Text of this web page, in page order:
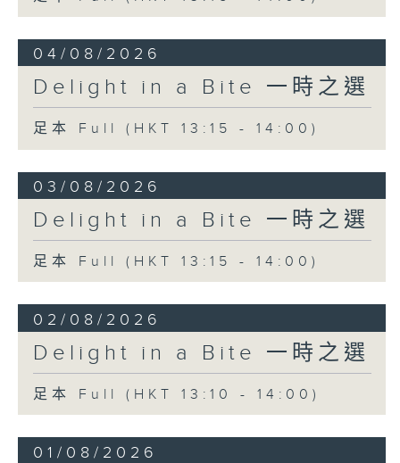
04/08/2026
Delight in a Bite 一時之選
足本 Full (HKT 13:15 - 14:00)
03/08/2026
Delight in a Bite 一時之選
足本 Full (HKT 13:15 - 14:00)
02/08/2026
Delight in a Bite 一時之選
足本 Full (HKT 13:10 - 14:00)
01/08/2026